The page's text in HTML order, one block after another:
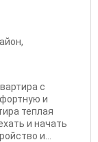
,
с
и
теплая
и начать
и...